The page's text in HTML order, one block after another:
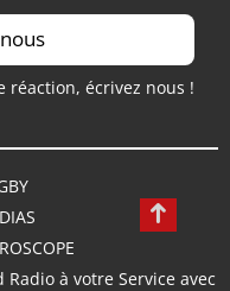
réaction, écrivez nous !
Radio à votre Service avec